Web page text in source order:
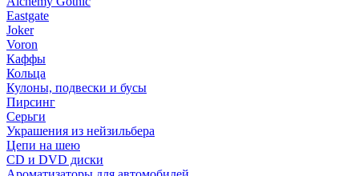
Eastgate
Joker
Voron
Каффы
Кольца
Кулоны, подвески и бусы
Пирсинг
Серьги
Украшения из нейзильбера
Цепи на шею
CD и DVD диски